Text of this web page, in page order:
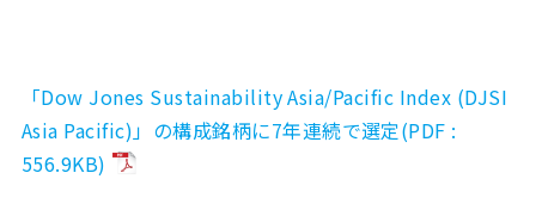
「Dow Jones Sustainability Asia/Pacific Index (DJSI
Asia Pacific)」の構成銘柄に7年連続で選定(PDF :
556.9KB)